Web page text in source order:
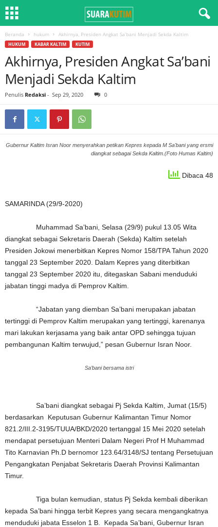
Beranda hukum Akhirnya, Presiden Angkat Sa’bani Menjadi Sekda Kaltim
HUKUM KABAR KALTIM KUTIM
Akhirnya, Presiden Angkat Sa’bani
Menjadi Sekda Kaltim
Penulis Redaksi - Sep 29, 2020 0
Gubernur Kaltim Isran Noor menyerahkan petikan Kepres kepada M Sa'bani yang ersmi
diangkat sebagai Sekda Kaltim.(Foto Humas Kaltim)
Dibaca 48
SAMARINDA (29/9-2020)
Muhammad Sa’bani, Selasa (29/9) pukul 13.05 Wita
diangkat sebagai Sekretaris Daerah (Sekda) Kaltim setelah
Presiden Jokowi menerbitkan Kepres Nomor 158/TPA Tahun 2020
tanggal 23 September 2020. Dalam Kepres yang diterbitkan
tanggal 23 September 2020 itu, ditegaskan Sabani menduduki
jabatan tinggi madya di Pemprov Kaltim.
“Jabatan yang diemban Sa’bani merupakan jabatan
tertinggi di Pemprov Kaltim merupakan yang tertinggi, karenanya
mari lakukan kerjasama yang baik antar OPD sehingga tujuan
pembangunan Kaltim terwujud,” pesan Gubernur Isran Noor.
Sa’bani bersama istri
Sa’bani diangkat sebagai Pj Sekda Kaltim, Jumat (15/5)
berdasarkan Keputusan Gubernur Kalimantan Timur Nomor
821.2/III.2-3195/TUUA/BKD/2020 tertanggal 15 Mei 2020 setelah
mendapat persetujuan Menteri Dalam Negeri Prof H Muhammad
Tito Karnavian Ph.D bernomor 123.64/3148/SJ tentang Persetujuan
Pengangkatan Penjabat Sekretaris Daerah Provinsi Kalimantan
Timur.
Tiga bulan kemudian, status Pj Sekda kembali diberikan
kepada Sa’bani hingga terbit Kepres yang secara mengangkatnya
menduduki jabata Esselon 1 B. Kepada Sa’bani, Gubernur Isran